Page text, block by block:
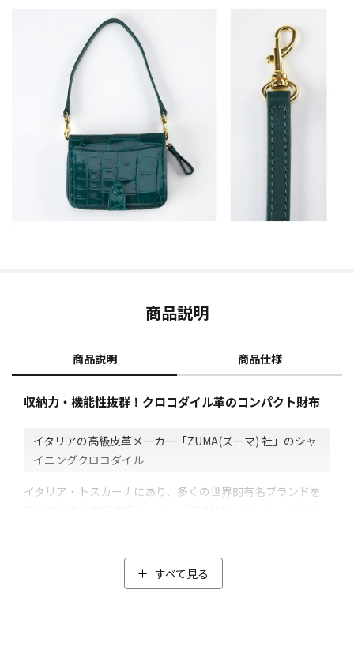
商品説明
商品説明 商品仕様
収納力・機能性抜群！クロコダイル革のコンパクト財布
イタリアの高級皮革メーカー「ZUMA(ズーマ) 社」のシャ
イニングクロコダイル
イタリア・トスカーナにあり、多くの世界的有名ブランドを
が1つ1つ丁寧に磨き上げたシャイニング加工を施したもの
で、光沢や染色技術による鮮やかな色が特長です。
すべて見る